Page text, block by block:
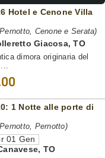
Hotel e Cenone Villa
Cenone e Serata)
Giacosa,TO
dimora originaria del
1 Notte alle porte di
Pernotto)
01 Gen
, TO